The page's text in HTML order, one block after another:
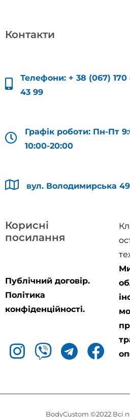
Контакти
Телефони: + 38 (067) 170
43 99
Графік роботи: Пн-Пт
10:00-20:00
вул. Володимирська
Корисні
посилання
Публічний договір.
Політика
конфіденційності.
BodyCustom ©2022 Всі